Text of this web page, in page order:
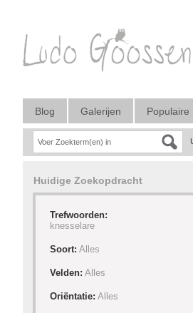
Blog Galerijen Populaire
Huidige Zoekopdracht
Trefwoorden:
knesselare
Soort: Alles
Velden: Alles
Oriëntatie: Alles